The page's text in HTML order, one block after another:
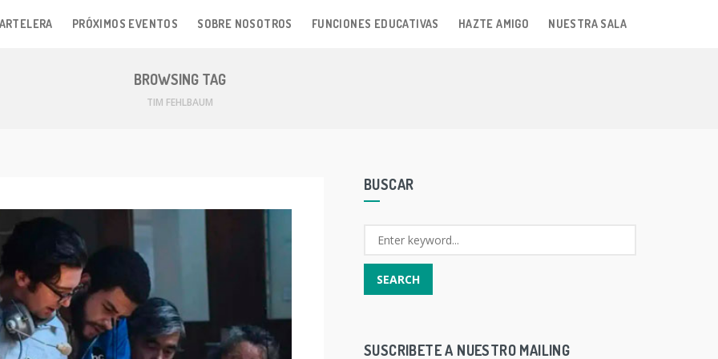
PRÓXIMOS EVENTOS SOBRE NOSOTROS FUNCIONES EDUCATIVAS HAZTE AMIGO NUESTRA SALA
BROWSING TAG
TIM FEHLBAUM
BUSCAR
SUSCRIBETE A NUESTRO MAILING